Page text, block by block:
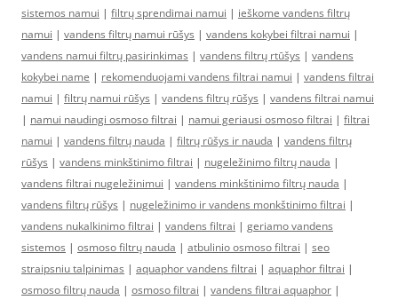
sistemos namui | filtrų sprendimai namui | ieškome vandens filtrų
namui | vandens filtrų namui rūšys | vandens kokybei filtrai namui |
vandens namui filtrų pasirinkimas | vandens filtrų rtūšys | vandens
kokybei name | rekomenduojami vandens filtrai namui | vandens filtrai
namui | filtrų namui rūšys | vandens filtrų rūšys | vandens filtrai namui
| namui naudingi osmoso filtrai | namui geriausi osmoso filtrai | filtrai
namui | vandens filtrų nauda | filtrų rūšys ir nauda | vandens filtrų
rūšys | vandens minkštinimo filtrai | nugeležinimo filtrų nauda |
vandens filtrai nugeležinimui | vandens minkštinimo filtrų nauda |
vandens filtrų rūšys | nugeležinimo ir vandens monkštinimo filtrai |
vandens nukalkinimo filtrai | vandens filtrai | geriamo vandens
sistemos | osmoso filtrų nauda | atbulinio osmoso filtrai | seo
straipsniu talpinimas | aquaphor vandens filtrai | aquaphor filtrai |
osmoso filtrų nauda | osmoso filtrai | vandens filtrai aquaphor |